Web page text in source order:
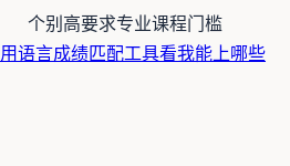
个别高要求专业课程门槛
用语言成绩匹配工具看我能上哪些